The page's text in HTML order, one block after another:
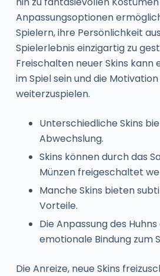
Anpassungsoptionen
Spielern, ihre Persönlichkeit
Spielerlebnis einzigartig zu
Freischalten neuer Skins kann
im Spiel sein und die
weiterzuspielen.
Unterschiedliche Skins
Abwechslung.
Skins können durch das
Münzen freigeschaltet
Manche Skins bieten
Vorteile.
Die Anpassung des
emotionale Bindung zum
Die Anreize, neue Skins